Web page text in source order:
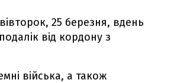
25 березня, вдень
від кордону з
війська, а також